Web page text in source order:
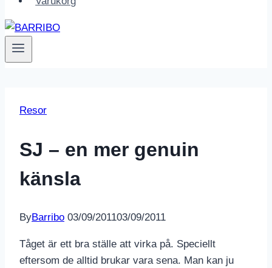
Resor
SJ – en mer genuin
känsla
ByBarribo 03/09/201103/09/2011
Tåget är ett bra ställe att virka på. Speciellt
eftersom de alltid brukar vara sena. Man kan ju